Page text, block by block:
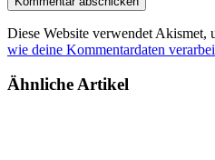
Diese Website verwendet Akismet,
wie deine Kommentardaten
Ähnliche Artikel